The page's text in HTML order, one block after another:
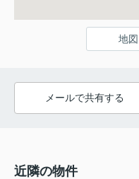
地
メールで共有する
近隣の物件